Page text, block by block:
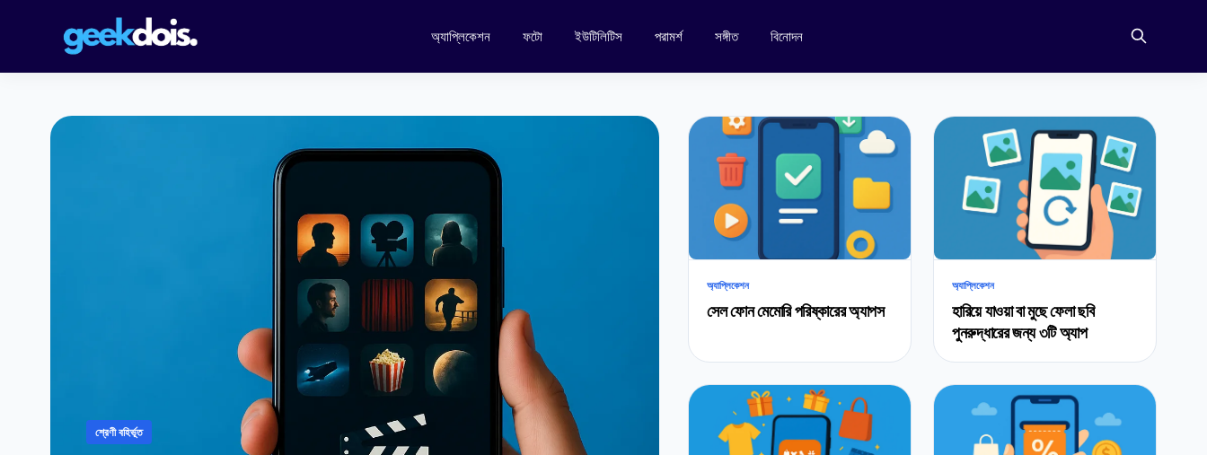
অ্যাপ্লিকেশন ফটো ইউটিলিটিস পরামর্শ সঙ্গীত বিনোদন
শ্রেণী বহির্ভূত
অ্যাপ্লিকেশন
সেল ফোন মেমোরি পরিষ্কারের অ্যাপস
অ্যাপ্লিকেশন
হারিয়ে যাওয়া বা মুছে ফেলা ছবি
পুনরুদ্ধারের জন্য ৩টি অ্যাপ